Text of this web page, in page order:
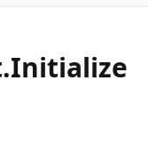
Initialize